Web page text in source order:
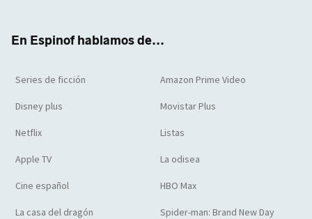
En Espinof hablamos de...
Series de ficción Amazon Prime Video
Disney plus Movistar Plus
Netflix Listas
Apple TV La odisea
Cine español HBO Max
La casa del dragón Spider-man: Brand New Day